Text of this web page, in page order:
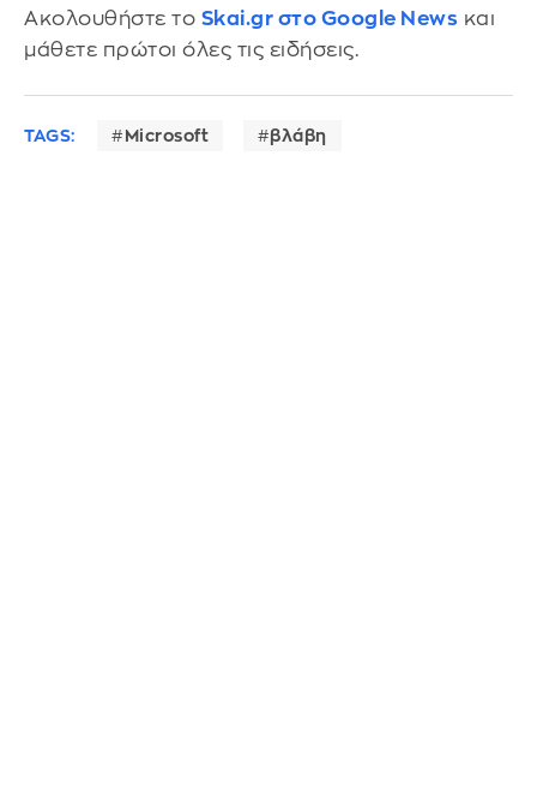
Ακολουθήστε το Skai.gr στο Google News και
μάθετε πρώτοι όλες τις ειδήσεις.
TAGS: Microsoft βλάβη